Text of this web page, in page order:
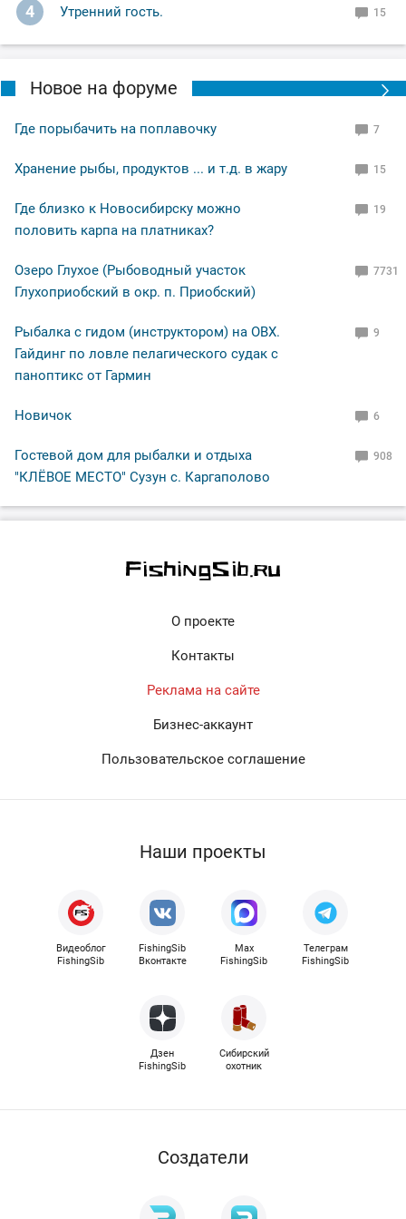
Ну а вам Друзья желаю НХНЧ и чтобы от рыболовного
С уважением Шнивовод!🤝
4 Утренний гость. 15
Новое на форуме
Где порыбачить на поплавочку 7
Хранение рыбы, продуктов ... и т.д. в жару 15
Где близко к Новосибирску можно
половить карпа на платниках?
19
Озеро Глухое (Рыбоводный участок
Глухоприобский в окр. п. Приобский)
7731
Рыбалка с гидом (инструктором) на ОВХ.
Гайдинг по ловле пелагического судак с
паноптикс от Гармин
9
Новичок 6
Гостевой дом для рыбалки и отдыха
"КЛЁВОЕ МЕСТО" Сузун с. Каргаполово
908
О проекте
Контакты
Реклама на сайте
Бизнес-аккаунт
Пользовательское соглашение
Наши проекты
Видеоблог
FishingSib
FishingSib
Вконтакте
Max
FishingSib
Телеграм
FishingSib
Дзен
FishingSib
Сибирский
охотник
Cоздатели